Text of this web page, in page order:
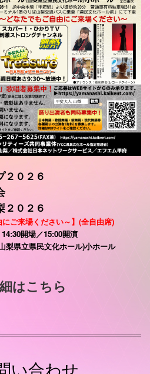
２０２６
２０２６
にご来場ください～】(全自由席)
開場／15:00開演
県立県民文化ホール)小ホール
はこちら
い合わせ